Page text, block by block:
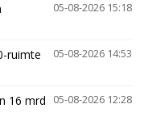
05-08-2026 15:18
05-08-2026 14:53
ruimte
05-08-2026 12:28
16 mrd